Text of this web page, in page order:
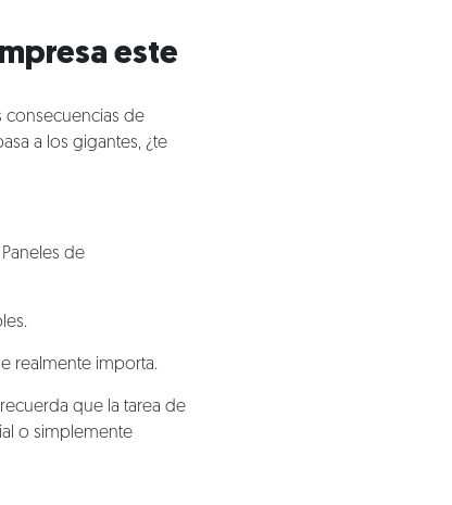
este
consecuencias de
a los gigantes, ¿te
de
realmente importa.
que la tarea de
o simplemente